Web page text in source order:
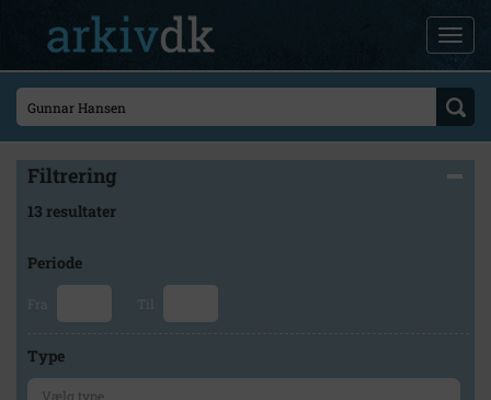
Filtrering
13 resultater
Periode
Fra Til
Type